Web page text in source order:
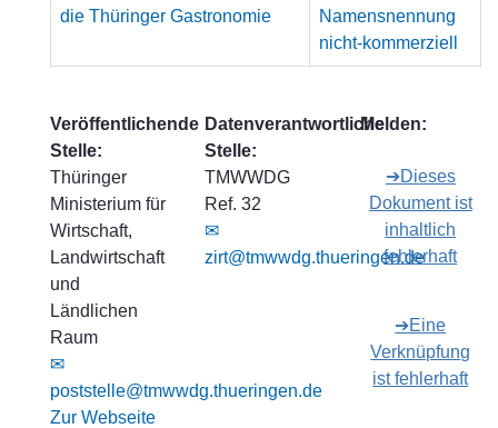
die Thüringer Gastronomie
Namensnennung
nicht-kommerziell
Veröffentlichende
Stelle:
Thüringer
Ministerium für
Wirtschaft,
Landwirtschaft
und
Ländlichen
Raum
✉
poststelle@tmwwdg.thueringen.de
Zur Webseite
Datenverantwortliche
Stelle:
TMWWDG
Ref. 32
✉
zirt@tmwwdg.thueringen.de
Melden:
➔Dieses
Dokument ist
inhaltlich
fehlerhaft
➔Eine
Verknüpfung
ist fehlerhaft